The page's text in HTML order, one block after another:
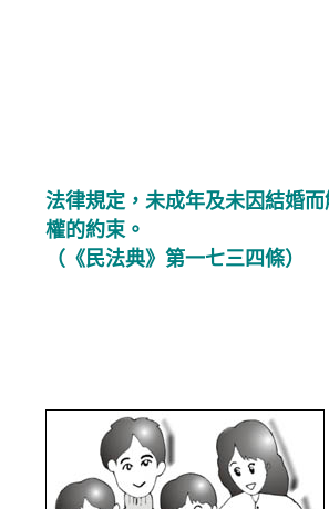
法律規定，未成年及未因結婚
權的約束。
（《民法典》第一七三四條）